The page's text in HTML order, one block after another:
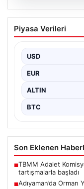
06.08.2026
Altına
bölgedeki doğal
Henüz…
Piyasa Verileri
USD
EUR
ALTIN
BTC
Son Eklenen
■TBMM Adalet
tartışmalarla başladı
■Adıyaman’da Orman